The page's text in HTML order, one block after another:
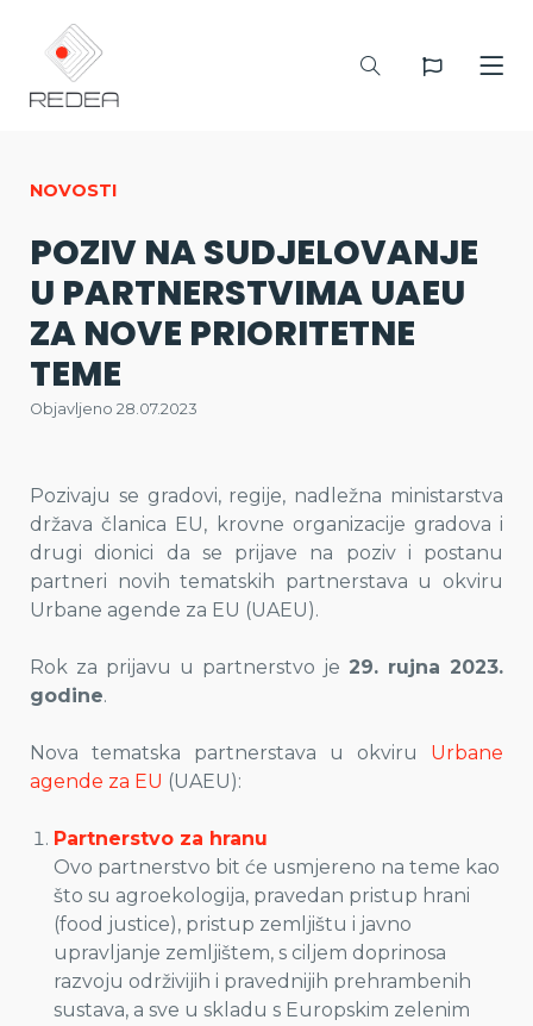
NOVOSTI
POZIV NA SUDJELOVANJE
U PARTNERSTVIMA UAEU
ZA NOVE PRIORITETNE
TEME
Objavljeno 28.07.2023
Pozivaju se gradovi, regije, nadležna ministarstva
država članica EU, krovne organizacije gradova i
drugi dionici da se prijave na poziv i postanu
partneri novih tematskih partnerstava u okviru
Urbane agende za EU (UAEU).
Rok za prijavu u partnerstvo je 29. rujna 2023.
godine.
Nova tematska partnerstava u okviru Urbane
agende za EU (UAEU):
Partnerstvo za hranu
Ovo partnerstvo bit će usmjereno na teme kao
što su agroekologija, pravedan pristup hrani
(food justice), pristup zemljištu i javno
upravljanje zemljištem, s ciljem doprinosa
razvoju održivijih i pravednijih prehrambenih
sustava, a sve u skladu s Europskim zelenim